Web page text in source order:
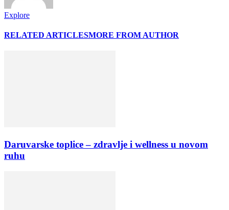
Explore
RELATED ARTICLESMORE FROM AUTHOR
Daruvarske toplice – zdravlje i wellness u novom
ruhu